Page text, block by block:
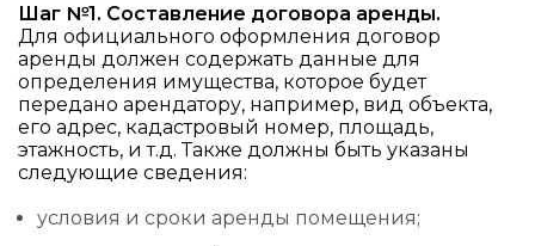
Шаг №1. Составление договора аренды.
Для официального оформления договор
аренды должен содержать данные для
определения имущества, которое будет
передано арендатору, например, вид объекта,
его адрес, кадастровый номер, площадь,
этажность, и т.д. Также должны быть указаны
следующие сведения:
условия и сроки аренды помещения;